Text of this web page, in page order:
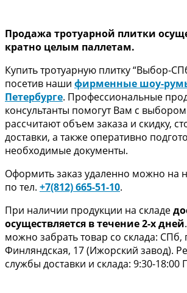
Продажа тротуарной плитки
кратно целым паллетам.
Купить тротуарную плитку “Выбор-
посетив наши фирменные шоу-
Петербурге. Профессиональные
консультанты помогут Вам с
рассчитают объем заказа и скидку,
доставки, а также оперативно
необходимые документы.
Оформить заказ удаленно можно на
по тел. +7(812) 665-51-10.
При наличии продукции на складе
осуществляется в течение 2-х дней
можно забрать товар со склада: СПб,
Финляндская, 17 (Ижорский завод).
службы доставки и склада: 9:30-18:00